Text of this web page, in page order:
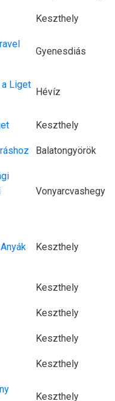
Keszthely
Gyenesdiás
Liget
Hévíz
Keszthely
Balatongyörök
Vonyarcvashegy
Keszthely
Keszthely
Keszthely
Keszthely
Keszthely
Keszthely